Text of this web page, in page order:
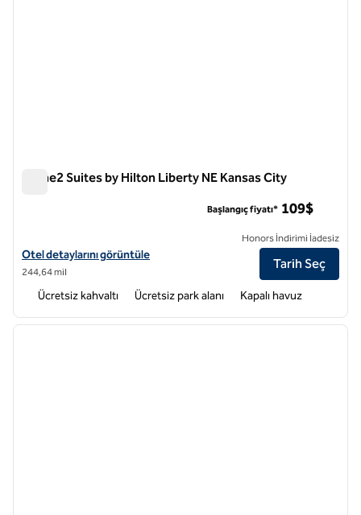
Home2 Suites by Hilton Liberty NE Kansas City
Home2 Suites by Hilton Liberty NE Kansas City için otel ayrıntılarını
Otel detaylarını görüntüle
244,64 mil
Başlangıç fiyatı* 109$
Honors İndirimi İadesiz
Tarih Seç
Ücretsiz kahvaltı Ücretsiz park alanı Kapalı havuz
1 / 11